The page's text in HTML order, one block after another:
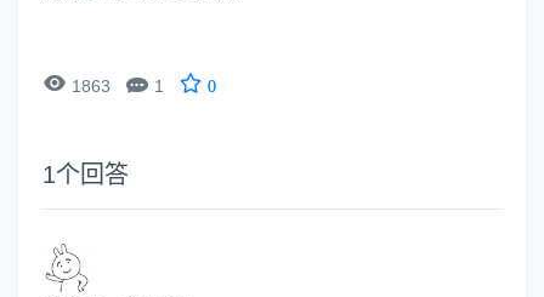
 1863  1 0
1个回答